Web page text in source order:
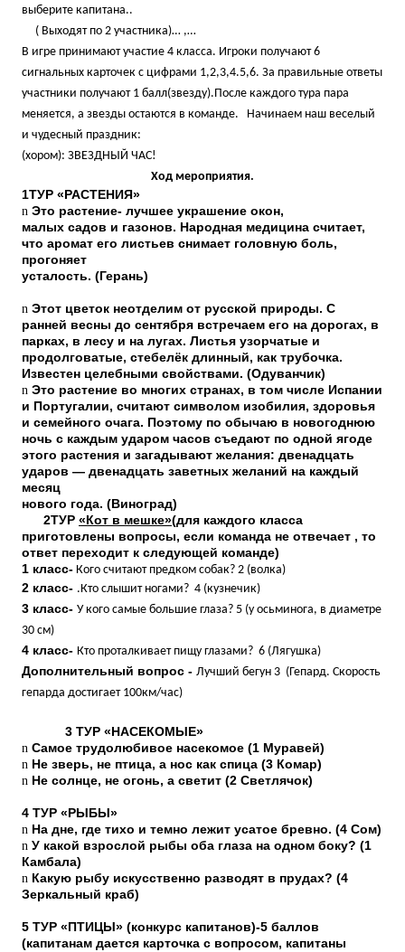
выберите капитана..
( Выходят по 2 участника)… ,…
В игре принимают участие 4 класса. Игроки получают 6
сигнальных карточек с цифрами 1,2,3,4.5,6. За правильные ответы
участники получают 1 балл(звезду).После каждого тура пара
меняется, а звезды остаются в команде. Начинаем наш веселый
и чудесный праздник:
(хором): ЗВЕЗДНЫЙ ЧАС!
Ход мероприятия.
1ТУР «РАСТЕНИЯ»
n Это растение- лучшее украшение окон,
малых садов и газонов. Народная медицина считает,
что аромат его листьев снимает головную боль,
прогоняет
усталость. (Герань)
n Этот цветок неотделим от русской природы. С
ранней весны до сентября встречаем его на дорогах, в
парках, в лесу и на лугах. Листья узорчатые и
продолговатые, стебелёк длинный, как трубочка.
Известен целебными свойствами. (Одуванчик)
n Это растение во многих странах, в том числе Испании
и Португалии, считают символом изобилия, здоровья
и семейного очага. Поэтому по обычаю в новогоднюю
ночь с каждым ударом часов съедают по одной ягоде
этого растения и загадывают желания: двенадцать
ударов — двенадцать заветных желаний на каждый
месяц
нового года. (Виноград)
2ТУР «Кот в мешке»(для каждого класса
приготовлены вопросы, если команда не отвечает , то
ответ переходит к следующей команде)
1 класс- Кого считают предком собак? 2 (волка)
2 класс- .Кто слышит ногами? 4 (кузнечик)
3 класс- У кого самые большие глаза? 5 (у осьминога, в диаметре
30 см)
4 класс- Кто проталкивает пищу глазами? 6 (Лягушка)
Дополнительный вопрос - Лучший бегун 3 (Гепард. Скорость
гепарда достигает 100км/час)
3 ТУР «НАСЕКОМЫЕ»
n Самое трудолюбивое насекомое (1 Муравей)
n Не зверь, не птица, а нос как спица (3 Комар)
n Не солнце, не огонь, а светит (2 Светлячок)
4 ТУР «РЫБЫ»
n На дне, где тихо и темно лежит усатое бревно. (4 Сом)
n У какой взрослой рыбы оба глаза на одном боку? (1
Камбала)
n Какую рыбу искусственно разводят в прудах? (4
Зеркальный краб)
5 ТУР «ПТИЦЫ» (конкурс капитанов)-5 баллов
(капитанам дается карточка с вопросом, капитаны